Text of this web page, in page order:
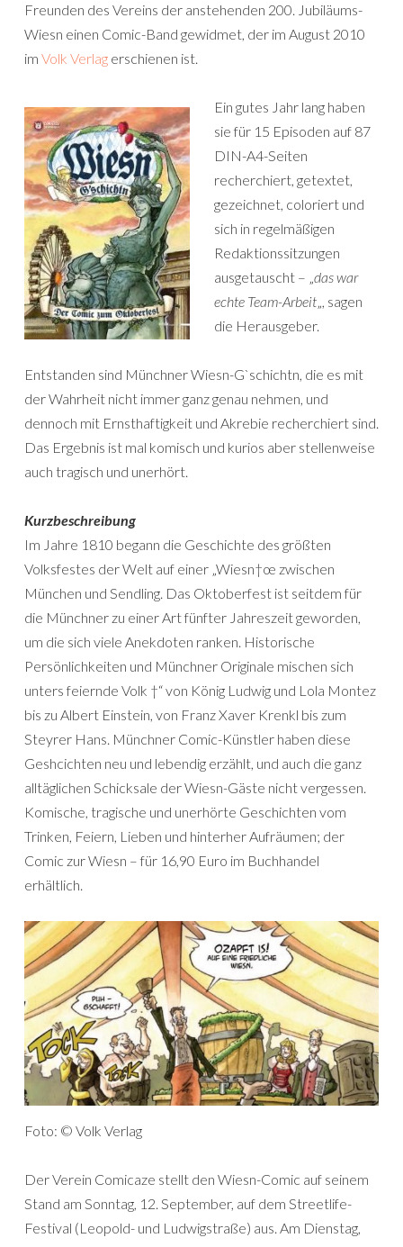
Freunden des Vereins der anstehenden 200. Jubiläums-
Wiesn einen Comic-Band gewidmet, der im August 2010
im Volk Verlag erschienen ist.
Ein gutes Jahr lang haben
sie für 15 Episoden auf 87
DIN-A4-Seiten
recherchiert, getextet,
gezeichnet, coloriert und
sich in regelmäßigen
Redaktionssitzungen
ausgetauscht – „das war
echte Team-Arbeit„, sagen
die Herausgeber.
Entstanden sind Münchner Wiesn-G`schichtn, die es mit
der Wahrheit nicht immer ganz genau nehmen, und
dennoch mit Ernsthaftigkeit und Akrebie recherchiert sind.
Das Ergebnis ist mal komisch und kurios aber stellenweise
auch tragisch und unerhört.
Kurzbeschreibung
Im Jahre 1810 begann die Geschichte des größten
Volksfestes der Welt auf einer „Wiesn†œ zwischen
München und Sendling. Das Oktoberfest ist seitdem für
die Münchner zu einer Art fünfter Jahreszeit geworden,
um die sich viele Anekdoten ranken. Historische
Persönlichkeiten und Münchner Originale mischen sich
unters feiernde Volk †“ von König Ludwig und Lola Montez
bis zu Albert Einstein, von Franz Xaver Krenkl bis zum
Steyrer Hans. Münchner Comic-Künstler haben diese
Geshcichten neu und lebendig erzählt, und auch die ganz
alltäglichen Schicksale der Wiesn-Gäste nicht vergessen.
Komische, tragische und unerhörte Geschichten vom
Trinken, Feiern, Lieben und hinterher Aufräumen; der
Comic zur Wiesn – für 16,90 Euro im Buchhandel
erhältlich.
Foto: © Volk Verlag
Der Verein Comicaze stellt den Wiesn-Comic auf seinem
Stand am Sonntag, 12. September, auf dem Streetlife-
Festival (Leopold- und Ludwigstraße) aus. Am Dienstag,